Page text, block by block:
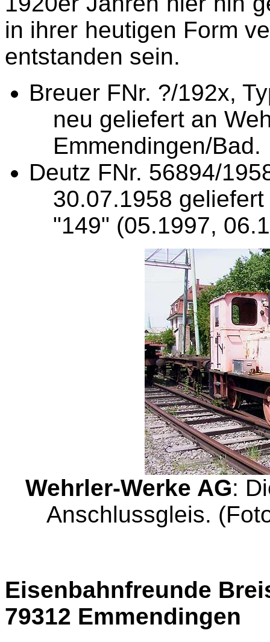
in ihrer heutigen Form
entstanden sein.
Breuer FNr. ?/192x,
neu geliefert an
Emmendingen/Bad.
Deutz FNr. 56894/
30.07.1958
"149" (05.1997,
Wehrler-Werke AG:
Anschlussgleis.
Eisenbahnfreunde
79312 Emmendingen